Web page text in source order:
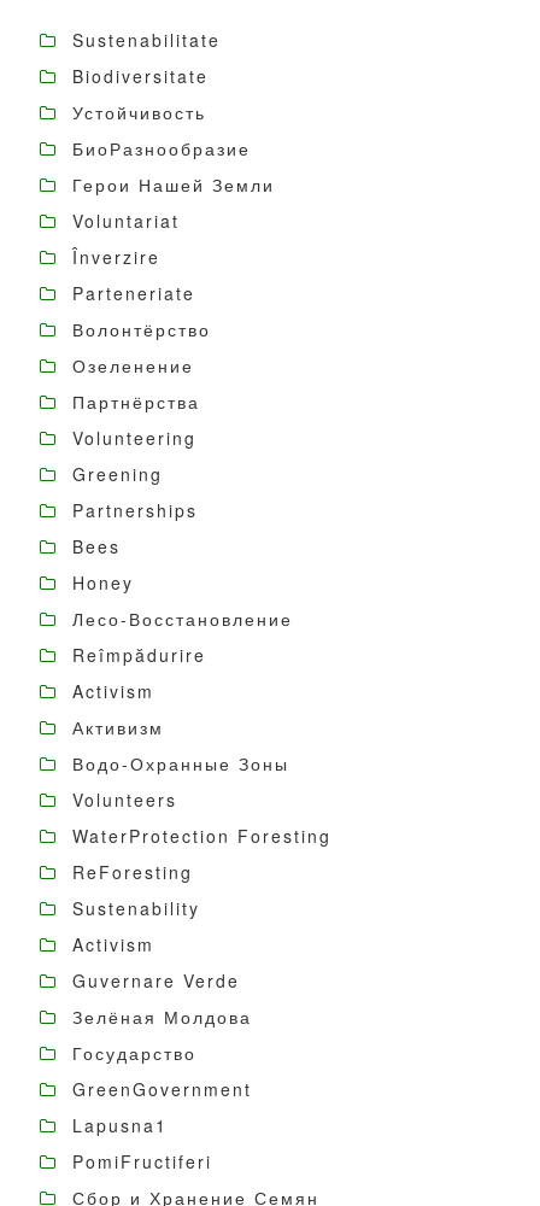
Sustenabilitate
Biodiversitate
Устойчивость
БиоРазнообразие
Герои Нашей Земли
Voluntariat
Înverzire
Parteneriate
Волонтёрство
Озеленение
Партнёрства
Volunteering
Greening
Partnerships
Bees
Honey
Лесо-Восстановление
Reîmpădurire
Activism
Активизм
Водо-Охранные Зоны
Volunteers
WaterProtection Foresting
ReForesting
Sustenability
Activism
Guvernare Verde
Зелёная Молдова
Государство
GreenGovernment
Lapusna1
PomiFructiferi
Сбор и Хранение Семян